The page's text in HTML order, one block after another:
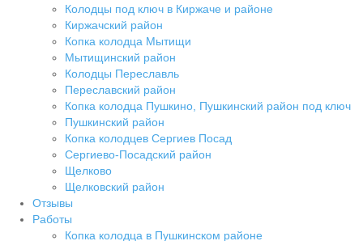
Колодцы под ключ в Киржаче и районе
Киржачский район
Копка колодца Мытищи
Мытищинский район
Колодцы Переславль
Переславский район
Копка колодца Пушкино, Пушкинский район под ключ
Пушкинский район
Копка колодцев Сергиев Посад
Сергиево-Посадский район
Щелково
Щелковский район
Отзывы
Работы
Копка колодца в Пушкинском районе